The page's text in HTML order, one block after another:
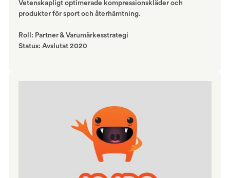
Vetenskapligt optimerade kompressionskläder och
produkter för sport och återhämtning.
Roll: Partner & Varumärkesstrategi
Status: Avslutat 2020